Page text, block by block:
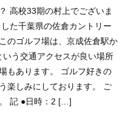
高校33期の村上でございま
た千葉県の佐倉カントリー
のゴルフ場は、京成佐倉駅か
う交通アクセスが良い場所
もあります。 ゴルフ好きの
楽しみにしております。 ご
記 ●日時：2 […]